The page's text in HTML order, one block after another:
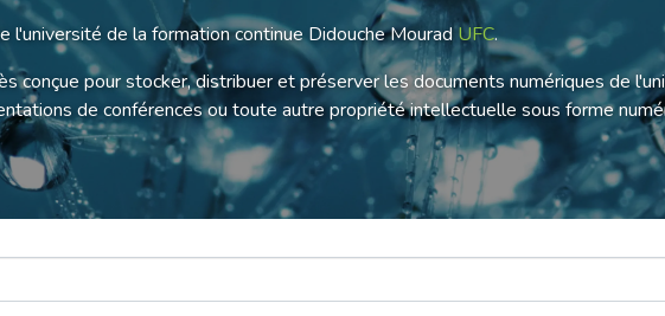
l'université de la formation continue Didouche Mourad UFC.
conçue pour stocker, distribuer et préserver les documents numériques de
de conférences ou toute autre propriété intellectuelle sous forme